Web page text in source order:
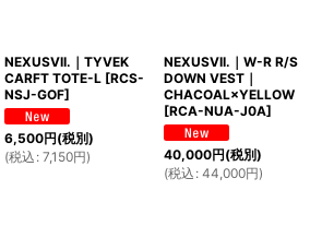
NEXUSVII.｜TYVEK
CARFT TOTE-L [RCS-
NSJ-GOF]
6,500円(税別)
(税込 : 7,150円)
NEXUSVII.｜W-R R/S
DOWN VEST｜
CHACOAL×YELLOW
[RCA-NUA-J0A]
40,000円(税別)
(税込 : 44,000円)